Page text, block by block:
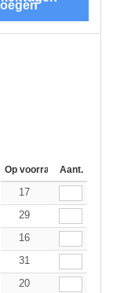
144-287 288 + Meer
Op voorraadAant.
19.48
17
19.48
29
19.48
16
19.48
31
20.44
20